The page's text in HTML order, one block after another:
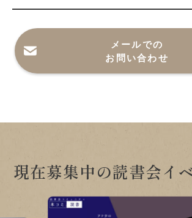
メールでの
お問い合わせ
現在募集中の読書会イ